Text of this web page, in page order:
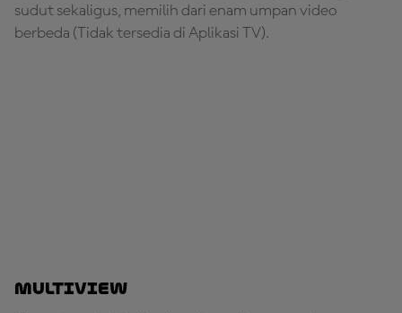
sudut sekaligus, memilih dari enam umpan video
berbeda (Tidak tersedia di Aplikasi TV).
Multiview